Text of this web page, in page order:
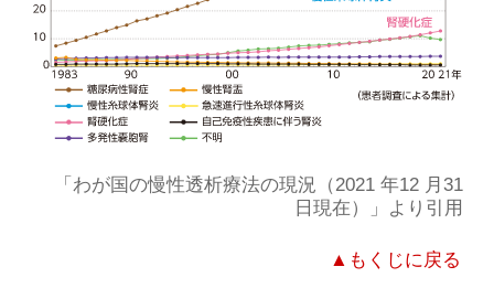
「わが国の慢性透析療法の現況（2021 年12 月31
日現在）」より引用
▲もくじに戻る